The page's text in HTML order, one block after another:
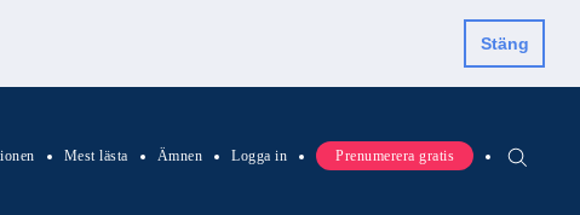
Stäng
Mest lästa Ämnen Logga in Prenumerera gratis